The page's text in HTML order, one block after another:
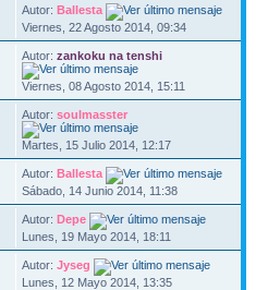
Autor:Ballesta
Viernes, 22 Agosto 2014, 09:34
Autor:zankoku na tenshi
Viernes, 08 Agosto 2014, 15:11
Autor:soulmasster
Martes, 15 Julio 2014, 12:17
Autor:Ballesta
Sábado, 14 Junio 2014, 11:38
Autor:Depe
Lunes, 19 Mayo 2014, 18:11
Autor:Jyseg
Lunes, 12 Mayo 2014, 13:35